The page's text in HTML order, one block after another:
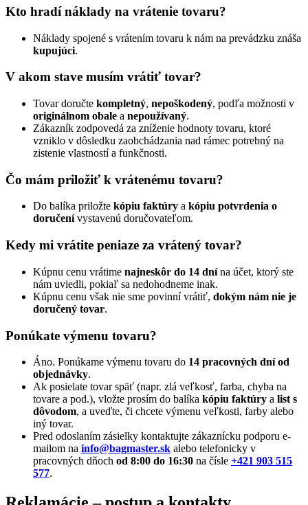
Kto hradí náklady na vrátenie tovaru?
Náklady spojené s vrátením tovaru k nám na prevádzku znáša
kupujúci.
V akom stave musím vrátiť tovar?
Tovar doručte kompletný, nepoškodený, podľa možnosti v
originálnom obale a nepoužívaný.
Zákazník zodpovedá za zníženie hodnoty tovaru, ktoré
vzniklo v dôsledku zaobchádzania nad rámec potrebný na
zistenie vlastností a funkčnosti.
Čo mám priložiť k vrátenému tovaru?
Do balíka priložte kópiu faktúry a kópiu potvrdenia o
doručenívystavenú doručovateľom.
Kedy mi vrátite peniaze za vrátený tovar?
Kúpnu cenu vrátime najneskôr do 14 dnína účet, ktorý ste
nám uviedli, pokiaľ sa nedohodneme inak.
Kúpnu cenu však nie sme povinní vrátiť, dokým nám nie je
doručený tovar.
Ponúkate výmenu tovaru?
Áno. Ponúkame výmenu tovaru do 14 pracovných dní od
objednávky.
Ak posielate tovar späť (napr. zlá veľkosť, farba, chyba na
tovare a pod.), vložte prosím do balíka kópiu faktúry a list s
dôvodom, a uveďte, či chcete výmenu veľkosti, farby alebo
iný tovar.
Pred odoslaním zásielky kontaktujte zákaznícku podporu e-
mailom na info@bagmaster.sk alebo telefonicky v
pracovných dňoch od 8:00 do 16:30 na čísle +421 903 515
577.